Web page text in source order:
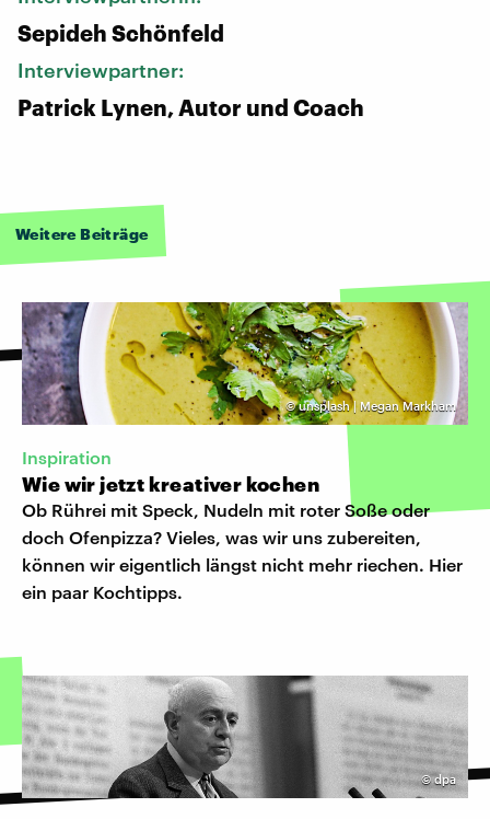
Sepideh Schönfeld
Interviewpartner:
Patrick Lynen, Autor und Coach
Weitere Beiträge
©unsplash | Megan Markham
Inspiration
Wie wir jetzt kreativer kochen
Ob Rührei mit Speck, Nudeln mit roter Soße oder
doch Ofenpizza? Vieles, was wir uns zubereiten,
können wir eigentlich längst nicht mehr riechen. Hier
ein paar Kochtipps.
©dpa